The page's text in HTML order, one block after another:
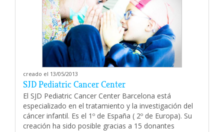
creado el 13/05/2013
SJD Pediatric Cancer Center
El SJD Pediatric Cancer Center Barcelona está
especializado en el tratamiento y la investigación del
cáncer infantil. Es el 1º de España ( 2º de Europa). Su
creación ha sido posible gracias a 15 donantes